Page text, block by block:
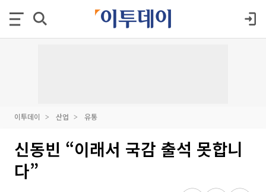
이투데이 산업 유통
신동빈 “이래서 국감 출석 못합니
다”